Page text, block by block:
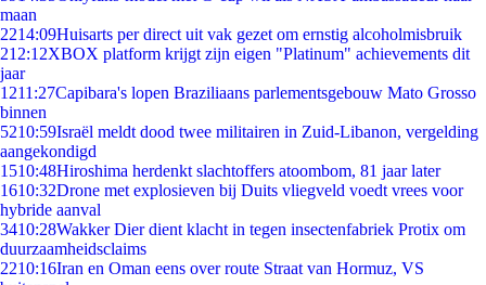
maan
2214:09Huisarts per direct uit vak gezet om ernstig alcoholmisbruik
212:12XBOX platform krijgt zijn eigen "Platinum" achievements dit
jaar
1211:27Capibara's lopen Braziliaans parlementsgebouw Mato Grosso
binnen
5210:59Israël meldt dood twee militairen in Zuid-Libanon, vergelding
aangekondigd
1510:48Hiroshima herdenkt slachtoffers atoombom, 81 jaar later
1610:32Drone met explosieven bij Duits vliegveld voedt vrees voor
hybride aanval
3410:28Wakker Dier dient klacht in tegen insectenfabriek Protix om
duurzaamheidsclaims
2210:16Iran en Oman eens over route Straat van Hormuz, VS